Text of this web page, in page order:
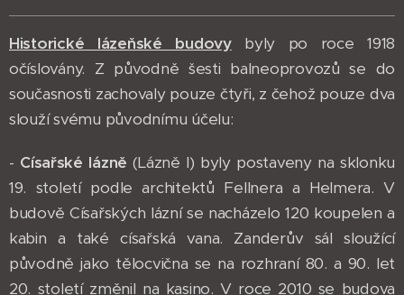
Historické lázeňské budovybyly po roce 1918
očíslovány. Z původně šesti balneoprovozů se do
současnosti zachovaly pouze čtyři, z čehož pouze dva
slouží svému původnímu účelu:
- Císařské lázně (Lázně I) byly postaveny na sklonku
19. století podle architektů Fellnera a Helmera. V
budově Císařských lázní se nacházelo 120 koupelen a
kabin a také císařská vana. Zanderův sál sloužící
původně jako tělocvična se na rozhraní 80. a 90. let
20. století změnil na kasino. V roce 2010 se budova